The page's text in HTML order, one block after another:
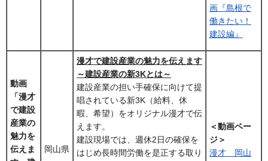
画『島根で
働きたい！
建設編』
動画
「漫才
で建設
産業の
魅力を
伝えま
岡山県
漫才で建設産業の魅力を伝えます
～建設産業の新3Kとは～
建設産業の担い手確保に向けて提
唱されている新3K（給料、休
暇、希望）をオリジナル漫才で伝
えます。
建設現場では、週休2日の確保を
はじめ長時間労働を是正する取り
＜動画ペー
ジ＞
漫才 岡山